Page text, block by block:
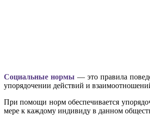
Социальные нормы — это правила
упорядочении действий и
При помощи норм обеспечивается
мере к каждому индивиду в данном